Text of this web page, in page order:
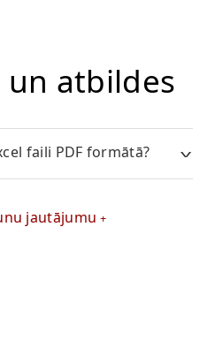
un atbildes
faili PDF formātā?
jautājumu